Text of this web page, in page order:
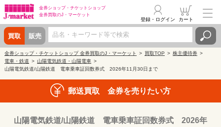
金券ショップ・ チケットショップ
金券買取のJ・マーケット
買取 販売
登録・ログイン カート
金券ショップ・チケットショップ 金券買取のJ・マーケット 買取TOP
株主優待券
電車・鉄道
山陽電気鉄道・山陽電車
山陽電気鉄道/山陽鉄道 電車乗車証回数券式 2026年11月30日まで
郵送買取 金券を売りたい方
山陽電気鉄道/山陽鉄道 電車乗車証回数券式 2026年